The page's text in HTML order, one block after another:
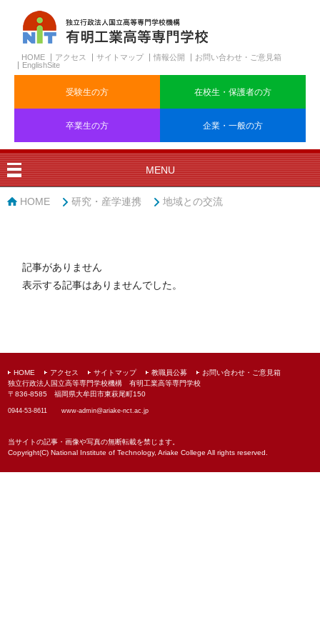
HOME アクセス サイトマップ 情報公開
お問い合わせ・ご意見箱
EnglishSite
受験生の方 在校生・保護者の方
卒業生の方 企業・一般の方
MENU
HOME 研究・産学連携 地域との交流
記事がありません
表示する記事はありませんでした。
HOME アクセス サイトマップ 教職員公募
お問い合わせ・ご意見箱
独立行政法人国立高等専門学校機構 有明工業高等専門学校
〒836-8585 福岡県大牟田市東萩尾町150
0944-53-8611 www-admin@ariake-nct.ac.jp
当サイトの記事・画像や写真の無断転載を禁じます。
Copyright(C) National Institute of Technology, Ariake College All rights reserved.